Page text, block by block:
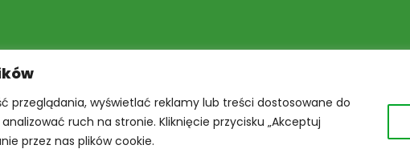
przeglądania, wyświetlać reklamy lub treści dostosowane do
ruch na stronie. Kliknięcie przycisku „Akceptuj
przez nas plików cookie.